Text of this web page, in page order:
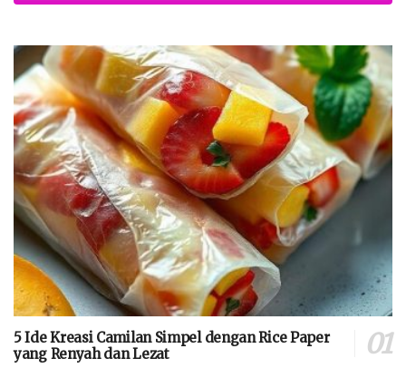
5 Ide Kreasi Camilan Simpel dengan Rice Paper
yang Renyah dan Lezat